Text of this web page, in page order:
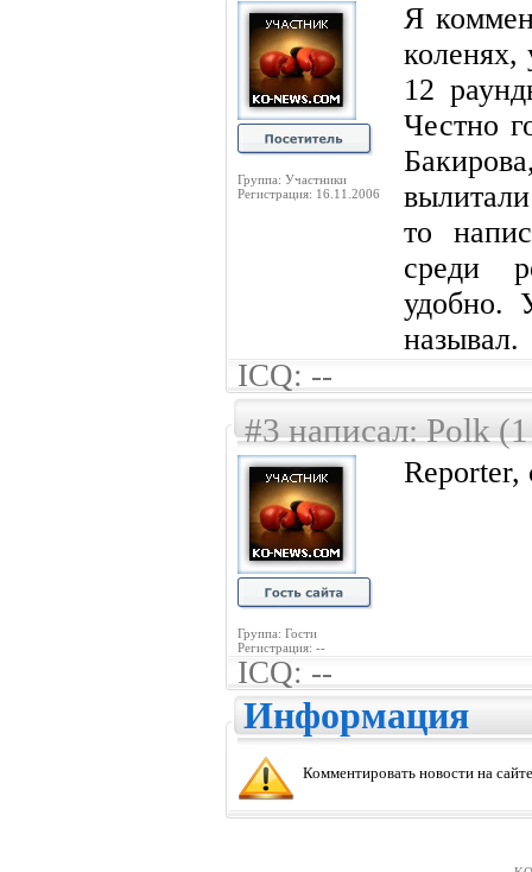
Группа: Участники
Регистрация: 16.11.2006
Я
коленях,
12
Честно
то
среди
удобно.
называл.
ICQ: --
#3 написал: Polk
Группа: Гости
Регистрация: --
Reporter,
ICQ: --
Информация
Комментировать новости на